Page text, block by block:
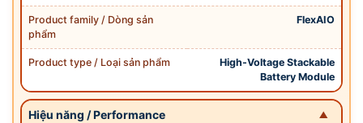
Product family / Dòng sản
phẩm
FlexAIO
Product type / Loại sản phẩm
High-Voltage Stackable
Battery Module
Hiệu năng / Performance